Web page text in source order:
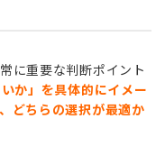
に重要な判断ポイント
か」を具体的にイメー
どちらの選択が最適か